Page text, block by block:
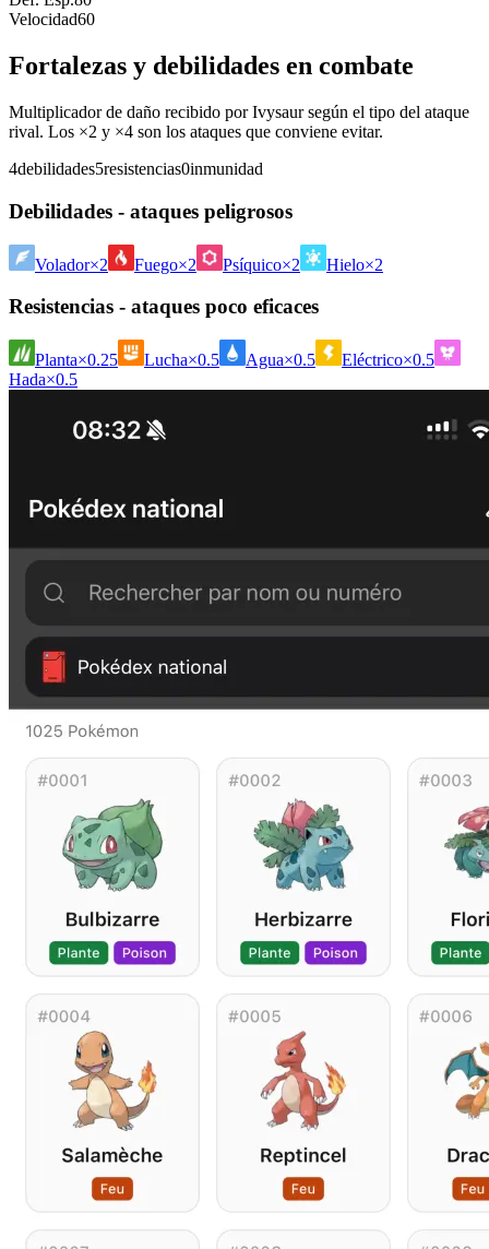
Velocidad60
Fortalezas y debilidades en combate
Multiplicador de daño recibido por Ivysaur según el tipo del ataque
rival. Los ×2 y ×4 son los ataques que conviene evitar.
4debilidades5resistencias0inmunidad
Debilidades - ataques peligrosos
Volador×2 Fuego×2 Psíquico×2 Hielo×2
Resistencias - ataques poco eficaces
Planta×0.25 Lucha×0.5 Agua×0.5 Eléctrico×0.5
Hada×0.5